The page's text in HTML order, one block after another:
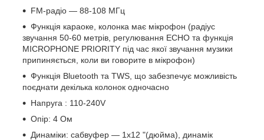
FM-радіо — 88-108 МГц
Функція караоке, колонка має мікрофон (радіус
звучання 50-60 метрів, регулювання ECHO та функція
MICROPHONE PRIORITY під час якої звучання музики
припиняється, коли ви говорите в мікрофон)
Функція Bluetooth та TWS, що забезпечує можливість
поєднати декілька колонок одночасно
Напруга : 110-240V
Опір: 4 Ом
Динаміки: сабвуфер — 1х12 "(дюйма), динамік